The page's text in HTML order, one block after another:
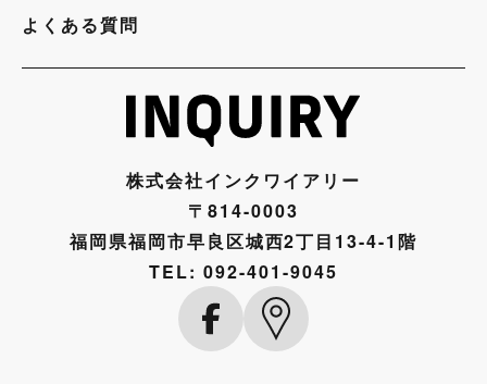
よくある質問
株式会社インクワイアリー
〒814-0003
福岡県福岡市早良区城西2丁目13-4-1階
TEL:092-401-9045